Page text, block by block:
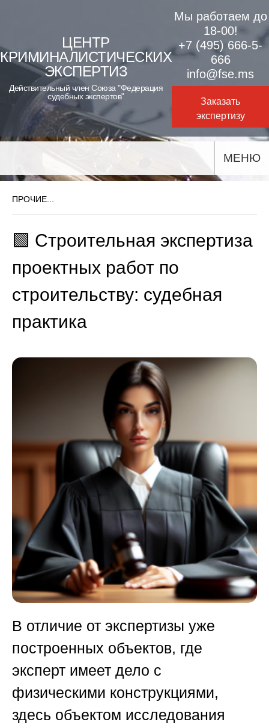
content
ЦЕНТР
КРИМИНАЛИСТИЧЕСКИХ
ЭКСПЕРТИЗ
Действительный член Союза "Федерация
судебных экспертов"
Мы работаем до
18-00!
+7 (495) 666-5-
666
info@fse.ms
Заказать
экспертизу
МЕНЮ
ПРОЧИЕ...
🟩 Строительная экспертиза
проектных работ по
строительству: судебная
практика
В отличие от экспертизы уже
построенных объектов, где
эксперт имеет дело с
физическими конструкциями,
здесь объектом исследования